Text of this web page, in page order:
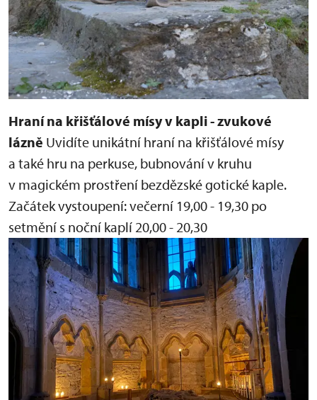
Hraní na křišťálové mísy v kapli - zvukové
lázně Uvidíte unikátní hraní na křišťálové mísy
a také hru na perkuse, bubnování v kruhu
v magickém prostření bezdězské gotické kaple.
Začátek vystoupení:večerní 19,00 - 19,30 po
setmění s noční kaplí 20,00 - 20,30